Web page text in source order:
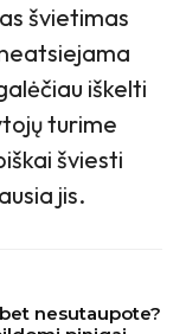
švietimas
iškelti
turime
šviesti
jis.
nesutaupote?